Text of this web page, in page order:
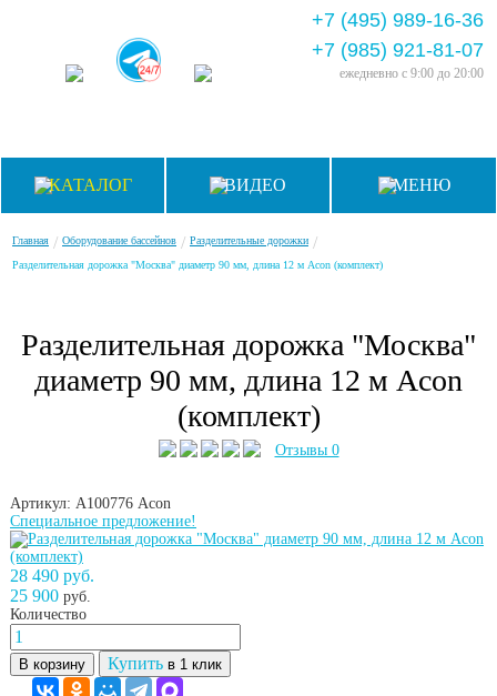
+7 (495) 989-16-36
+7 (985) 921-81-07
ежедневно с 9:00 до 20:00
КАТАЛОГ ВИДЕО МЕНЮ
Главная / Оборудование бассейнов / Разделительные дорожки /
Разделительная дорожка "Москва" диаметр 90 мм, длина 12 м Acon (комплект)
Разделительная дорожка "Москва"
диаметр 90 мм, длина 12 м Acon
(комплект)
Отзывы 0
Артикул: А100776 Acon
Специальное предложение!
28 490 руб.
25 900 руб.
Количество
В корзину Купить в 1 клик